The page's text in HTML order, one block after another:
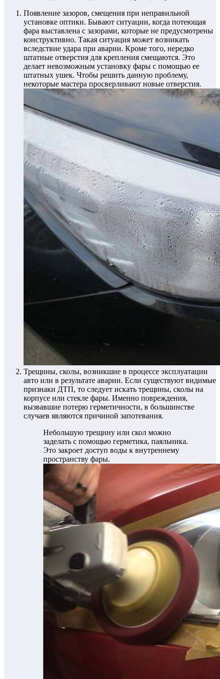
Появление зазоров, смещения при неправильной
установке оптики. Бывают ситуации, когда потеющая
фара выставлена с зазорами, которые не предусмотрены
конструктивно. Такая ситуация может возникать
вследствие удара при аварии. Кроме того, нередко
штатные отверстия для крепления смещаются. Это
делает невозможным установку фары с помощью ее
штатных ушек. Чтобы решить данную проблему,
некоторые мастера просверливают новые отверстия.
Трещины, сколы, возникшие в процессе эксплуатации
авто или в результате аварии. Если существуют видимые
признаки ДТП, то следует искать трещины, сколы на
корпусе или стекле фары. Именно повреждения,
вызвавшие потерю герметичности, в большинстве
случаев являются причиной запотевания.
Небольшую трещину или скол можно
заделать с помощью герметика, паяльника.
Это закроет доступ воды к внутреннему
пространству фары.